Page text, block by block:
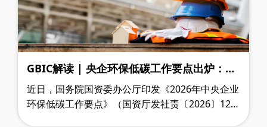
GBIC解读 | 央企环保低碳工作要点出炉：建
材企业的绿色机遇与认证价值
近日，国务院国资委办公厅印发《2026年中央企业
环保低碳工作要点》（国资厅发社责〔2026〕12